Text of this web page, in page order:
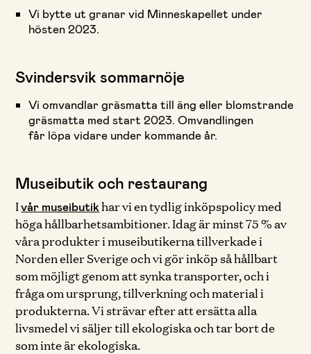
Vi bytte ut granar vid Minneskapellet under
hösten 2023.
Svindersvik sommarnöje
Vi omvandlar gräsmatta till äng eller blomstrande
gräsmatta med start 2023. Omvandlingen
får löpa vidare under kommande år.
Museibutik och restaurang
Ivår museibutik har vi en tydlig inköpspolicy med
höga hållbarhetsambitioner. Idag är minst 75 % av
våra produkter i museibutikerna tillverkade i
Norden eller Sverige och vi gör inköp så hållbart
som möjligt genom att synka transporter, och i
fråga om ursprung, tillverkning och material i
produkterna. Vi strävar efter att ersätta alla
livsmedel vi säljer till ekologiska och tar bort de
som inte är ekologiska.